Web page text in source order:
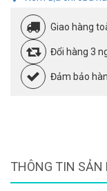
Giao hàng
Đổi hàng 3
Đảm bảo
THÔNG TIN SẢN